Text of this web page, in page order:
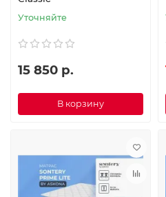
Уточняйте
15 850 р.
В корзину